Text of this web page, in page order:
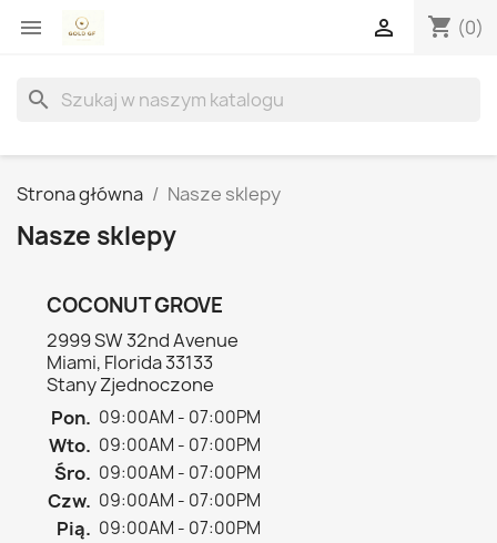
 shopping_cart (0)

search
Strona główna Nasze sklepy
Nasze sklepy
COCONUT GROVE
2999 SW 32nd Avenue
Miami, Florida 33133
Stany Zjednoczone
Pon. 09:00AM - 07:00PM
Wto. 09:00AM - 07:00PM
Śro. 09:00AM - 07:00PM
Czw. 09:00AM - 07:00PM
Pią. 09:00AM - 07:00PM